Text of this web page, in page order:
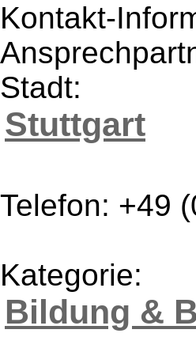
Kontakt-
Stadt:
Stuttgart
Telefon: +49
Kategorie:
Bildung &